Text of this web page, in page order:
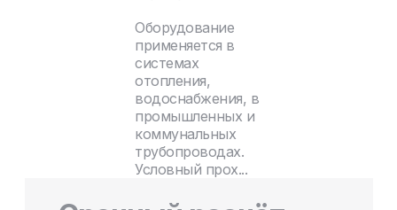
Оборудование
применяется в
системах
отопления,
водоснабжения, в
промышленных и
коммунальных
трубопроводах.
Условный прох...